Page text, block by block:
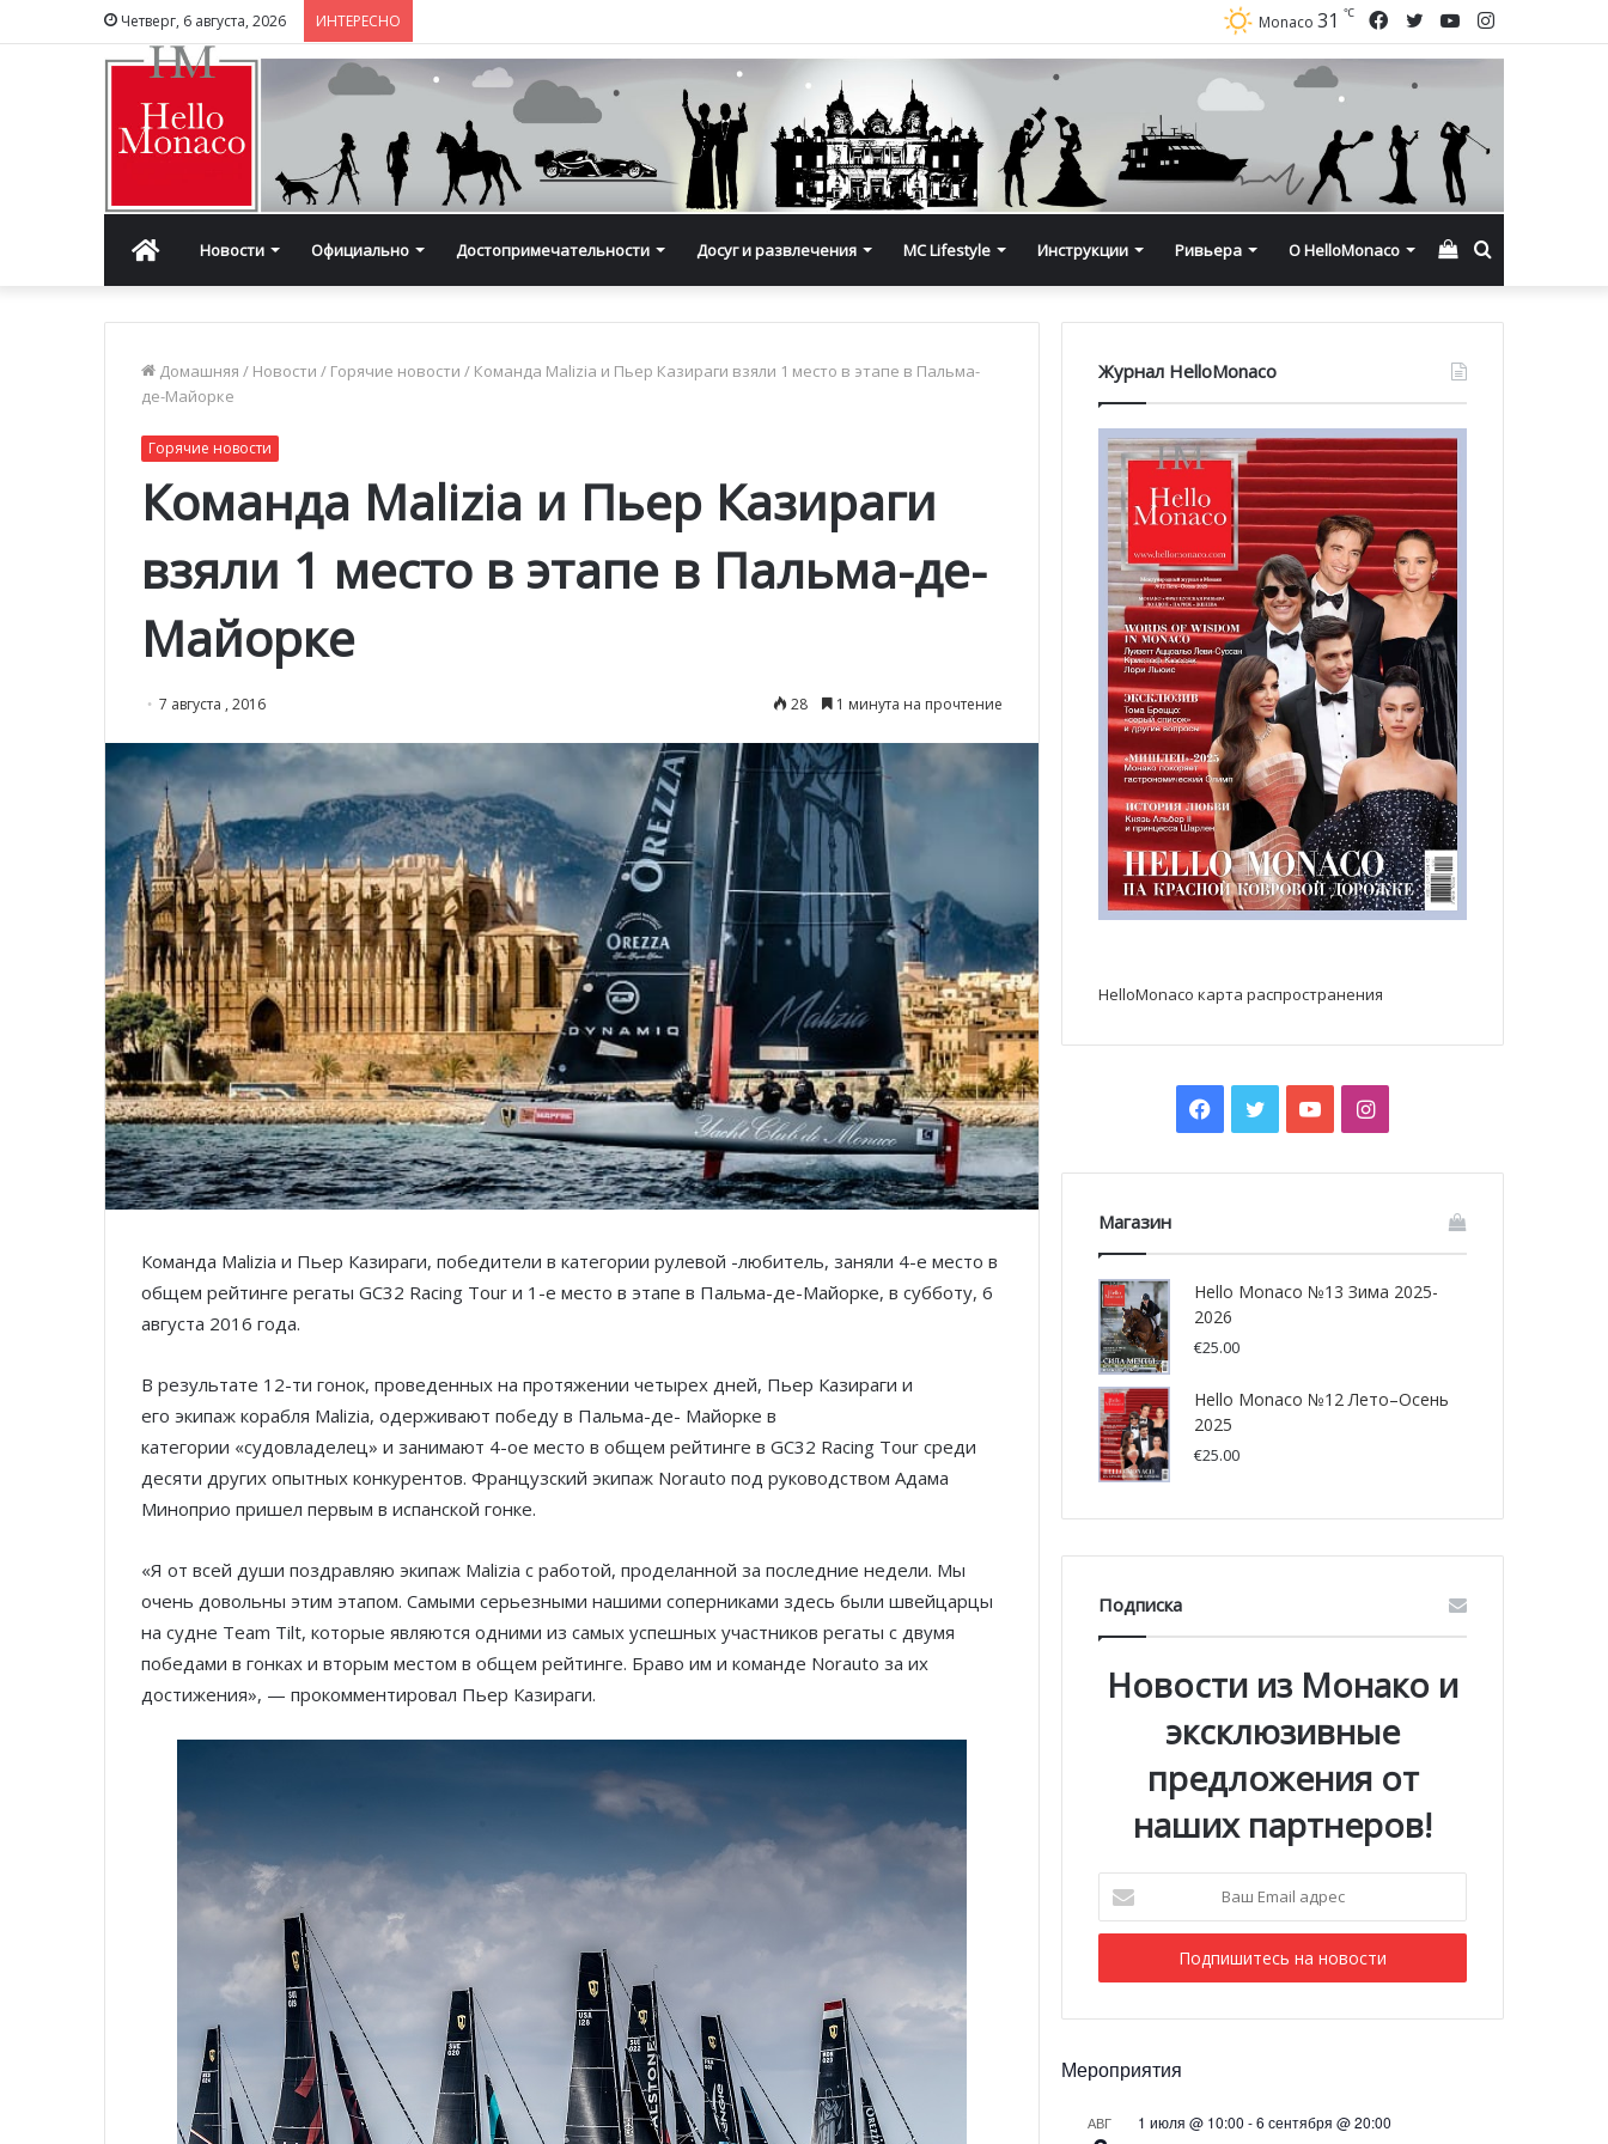
Четверг, 6 августа, 2026 ИНТЕРЕСНО Instagram
YouTube
Twitter
Facebook
Monaco 31 ℃
ГлавнаяНовости Официально Достопримечательности Досуг и развлечения MC Lifestyle Инструкции Ривьера О HelloMonaco Смотреть
корзину
Домашняя / Новости / Горячие новости / Команда Malizia и Пьер Казираги взяли 1 место в этапе в Пальма-
де-Майорке
Горячие новости
Команда Malizia и Пьер Казираги
взяли 1 место в этапе в Пальма-де-
Майорке
7 августа , 2016 28 1 минута на прочтение
Команда Malizia и Пьер Казираги, победители в категории рулевой -любитель, заняли 4-е место в
общем рейтинге регаты GC32 Racing Tour и 1-е место в этапе в Пальма-де-Майорке, в субботу, 6
августа 2016 года.
В результате 12-ти гонок, проведенных на протяжении четырех дней, Пьер Казираги и
его экипаж корабля Malizia, одерживают победу в Пальма-де- Майорке в
категории «судовладелец» и занимают 4-ое место в общем рейтинге в GC32 Racing Tour среди
десяти других опытных конкурентов. Французский экипаж Norauto под руководством Адама
Миноприо пришел первым в испанской гонке.
«Я от всей души поздравляю экипаж Malizia с работой, проделанной за последние недели. Мы
очень довольны этим этапом. Самыми серьезными нашими соперниками здесь были швейцарцы
на судне Team Tilt, которые являются одними из самых успешных участников регаты с двумя
победами в гонках и вторым местом в общем рейтинге. Браво им и команде Norauto за их
достижения», — прокомментировал Пьер Казираги.
Князь Альбер II и Принцесса
Шарлен посетили 77-й Бал
Красного Креста Монако
Журнал HelloMonaco
HelloMonaco карта распространения
Facebook
TwitterYouTubeInstagram
Магазин
Hello Monaco №13 Зима 2025-
2026
€25.00
Hello Monaco №12 Лето–Осень
2025
€25.00
Подписка
Новости из Монако и
эксклюзивные
предложения от
наших партнеров!
Email
адрес
Мероприятия
АВГ 1 июля @ 10:00 -6 сентября @ 20:00